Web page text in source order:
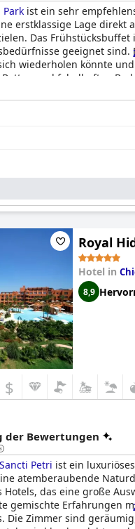
Park ist ein sehr
erstklassige Lage direkt
Das
geeignet
wiederholen könnte
Betten und fabelhaften
Team
eine entspannende und
Miniclub, einem
auch wenn sie
genießen und die
Royal
Hotel in
8,9
$
der Bewertungen
Petri ist ein
atemberaubende
Hotels, das eine große
gemischte Erfahrungen
Die Zimmer sind